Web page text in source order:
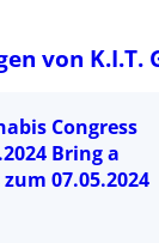
von K.I.T.
Congress
Bring a
07.05.2024